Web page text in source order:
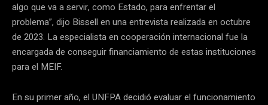
algo que va a servir, como Estado, para enfrentar el
problema”, dijo Bissell en una entrevista realizada en octubre
de 2023. La especialista en cooperación internacional fue la
encargada de conseguir financiamiento de estas instituciones
para el MEIF.
En su primer año, el UNFPA decidió evaluar el funcionamiento